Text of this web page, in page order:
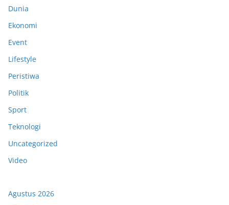
Dunia
Ekonomi
Event
Lifestyle
Peristiwa
Politik
Sport
Teknologi
Uncategorized
Video
Agustus 2026